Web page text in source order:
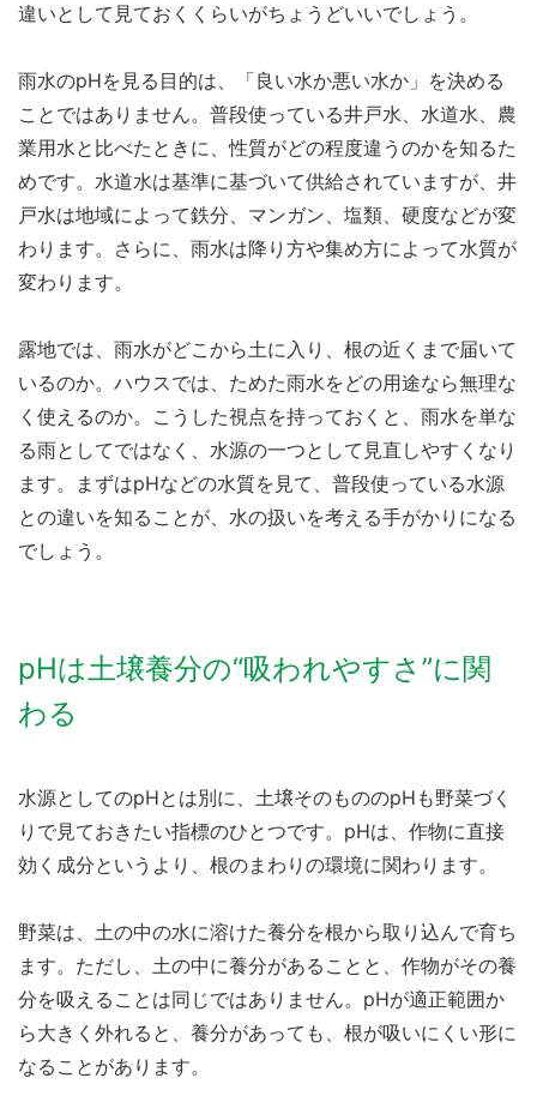
違いとして見ておくくらいがちょうどいいでしょう。
雨水のpHを見る目的は、「良い水か悪い水か」を決める
ことではありません。普段使っている井戸水、水道水、農
業用水と比べたときに、性質がどの程度違うのかを知るた
めです。水道水は基準に基づいて供給されていますが、井
戸水は地域によって鉄分、マンガン、塩類、硬度などが変
わります。さらに、雨水は降り方や集め方によって水質が
変わります。
露地では、雨水がどこから土に入り、根の近くまで届いて
いるのか。ハウスでは、ためた雨水をどの用途なら無理な
く使えるのか。こうした視点を持っておくと、雨水を単な
る雨としてではなく、水源の一つとして見直しやすくなり
ます。まずはpHなどの水質を見て、普段使っている水源
との違いを知ることが、水の扱いを考える手がかりになる
でしょう。
pHは土壌養分の“吸われやすさ”に関
わる
水源としてのpHとは別に、土壌そのもののpHも野菜づく
りで見ておきたい指標のひとつです。pHは、作物に直接
効く成分というより、根のまわりの環境に関わります。
野菜は、土の中の水に溶けた養分を根から取り込んで育ち
ます。ただし、土の中に養分があることと、作物がその養
分を吸えることは同じではありません。pHが適正範囲か
ら大きく外れると、養分があっても、根が吸いにくい形に
なることがあります。